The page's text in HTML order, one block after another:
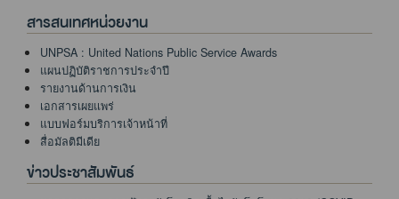
สารสนเทศหน่วยงาน
UNPSA : United Nations Public Service Awards
แผนปฏิบัติราชการประจำปี
รายงานด้านการเงิน
เอกสารเผยแพร่
แบบฟอร์มบริการเจ้าหน้าที่
สื่อมัลติมีเดีย
ข่าวประชาสัมพันธ์